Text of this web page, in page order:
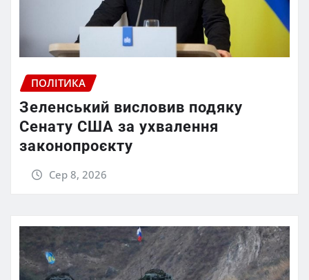
ПОЛІТИКА
Зеленський висловив подяку
Сенату США за ухвалення
законопроєкту
Сер 8, 2026